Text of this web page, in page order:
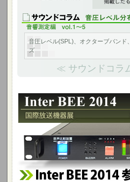
音圧レベル(SPL)、オクターブバンド
ズ
≪ サウンドコラ
Inter BEE 2014 参考出
放送用音声比較装置 ABE-2100Cを国